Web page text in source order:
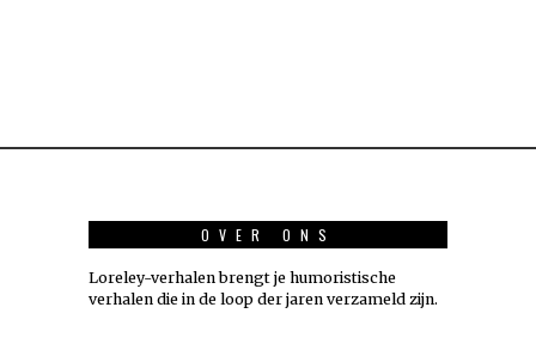
OVER ONS
Loreley-verhalen brengt je humoristische
verhalen die in de loop der jaren verzameld zijn.